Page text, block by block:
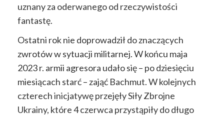
uznany za oderwanego od rzeczywistości
fantastę.
Ostatni rok nie doprowadził do znaczących
zwrotów w sytuacji militarnej. W końcu maja
2023 r. armii agresora udało się – po dziesięciu
miesiącach starć – zająć Bachmut. W kolejnych
czterech inicjatywę przejęły Siły Zbrojne
Ukrainy, które 4 czerwca przystąpiły do długo